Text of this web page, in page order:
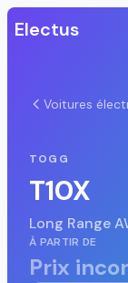
Electus
Voitures
TOGG
T10X
Long Range
À PARTIR DE
Prix